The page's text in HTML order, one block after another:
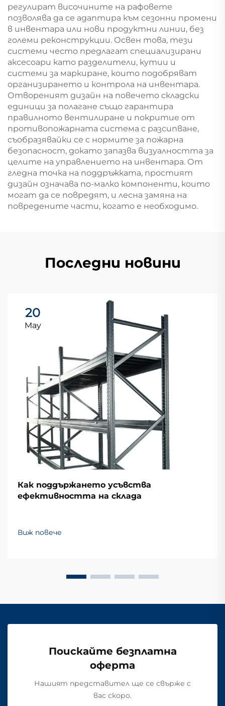
регулират височините на рафовете
позволява да се адаптира към сезонни промени
в инвентара или нови продуктни линии, без
големи реконструкции. Освен това, тези
системи често предлагат специализирани
аксесоари като разделители, кутии и
системи за маркиране, които подобряват
организирането и контрола на инвентара.
Отвореният дизайн на повечето складски
единици за полагане също гарантира
правилното вентилиране и покритие от
противопожарната система с разсипване,
съобразявайки се с нормите за пожарна
безопасност, докато запазва визуалността за
целите на управлението на инвентара. От
гледна точка на поддръжката, простият
дизайн означава по-малко компоненти, които
могат да се повредят, и лесна замяна на
повредените части, когато е необходимо.
Последни новини
20
May
Как поддържането усъвства
ефективността на склада
Виж повече
Поискайте безплатна
оферта
Нашият представител ще се свърже с
вас скоро.